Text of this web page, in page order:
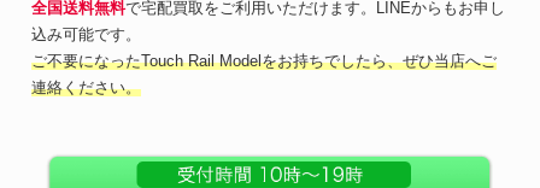
全国送料無料で宅配買取をご利用いただけます。LINEからもお申し
込み可能です。
ご不要になったTouch Rail Modelをお持ちでしたら、ぜひ当店へご
連絡ください。